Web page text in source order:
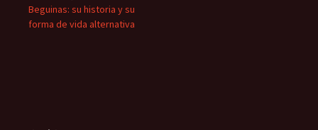
Beguinas: su historia y su
forma de vida alternativa